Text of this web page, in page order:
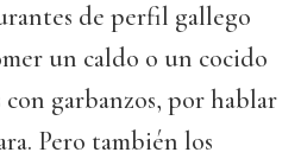
de perfil gallego
un caldo o un cocido
garbanzos, por hablar
Pero también los